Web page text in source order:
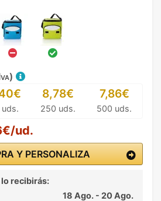
uds.
8,78€
250 uds.
7,86€
500 uds.
ud.
Y PERSONALIZA
recibirás:
18 Ago. - 20 Ago.